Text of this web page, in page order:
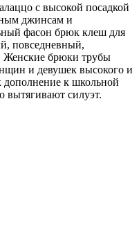
с высокой посадкой
джинсам и
фасон брюк клеш для
повседневный,
Женские брюки трубы
и девушек высокого и
дополнение к школьной
вытягивают силуэт.